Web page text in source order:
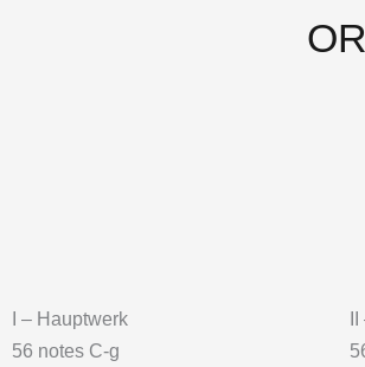
I – Hauptwerk
56 notes C-g